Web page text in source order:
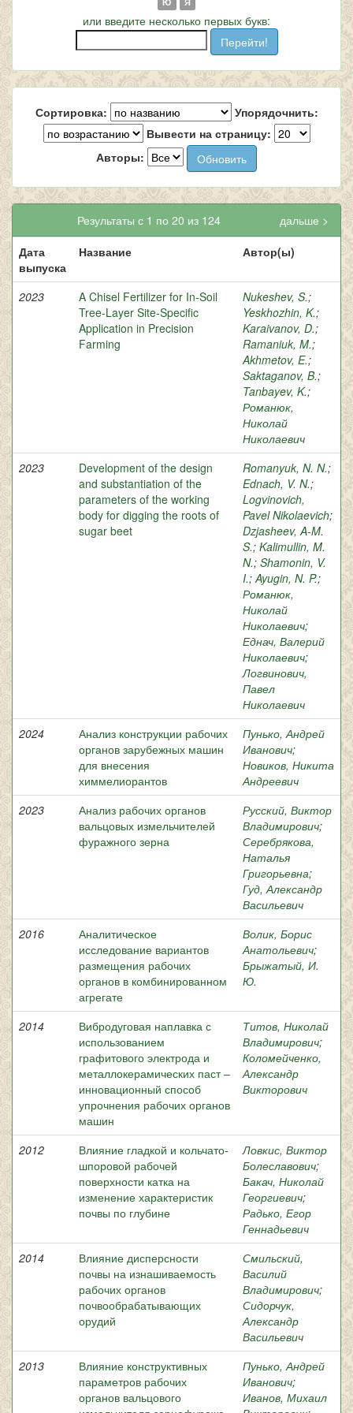
или введите несколько первых букв:
Сортировка:
Упорядочнить:
Вывести на страницу:
Авторы:
Результаты с 1 по 20 из 124
дальше >
Дата
выпуска
Название Автор(ы)
2023
A Chisel Fertilizer for In-Soil
Tree-Layer Site-Specific
Application in Precision
Farming
Nukeshev, S.;
Yeskhozhin, K.;
Karaivanov, D.;
Ramaniuk, M.;
Akhmetov, E.;
Saktaganov, B.;
Tanbayev, K.;
Романюк,
Николай
Николаевич
2023
Development of the design
and substantiation of the
parameters of the working
body for digging the roots of
sugar beet
Romanyuk, N. N.;
Ednach, V. N.;
Logvinovich,
Pavel Nikolaevich;
Dzjasheev, A-M.
S.; Kalimullin, M.
N.; Shamonin, V.
I.;Ayugin, N. P.;
Романюк,
Николай
Николаевич;
Еднач, Валерий
Николаевич;
Логвинович,
Павел
Николаевич
2024
Анализ конструкции рабочих
органов зарубежных машин
для внесения
химмелиорантов
Пунько, Андрей
Иванович;
Новиков, Никита
Андреевич
2023
Анализ рабочих органов
вальцовых измельчителей
фуражного зерна
Русский, Виктор
Владимирович;
Серебрякова,
Наталья
Григорьевна;
Гуд, Александр
Васильевич
2016
Аналитическое
исследование вариантов
размещения рабочих
органов в комбинированном
агрегате
Волик, Борис
Анатольевич;
Брыжатый, И.
Ю.
2014
Вибродуговая наплавка с
использованием
графитового электрода и
металлокерамических паст –
инновационный способ
упрочнения рабочих органов
машин
Титов, Николай
Владимирович;
Коломейченко,
Александр
Викторович
2012
Влияние гладкой и кольчато-
шпоровой рабочей
поверхности катка на
изменение характеристик
почвы по глубине
Ловкис, Виктор
Болеславович;
Бакач, Николай
Георгиевич;
Радько, Егор
Геннадьевич
2014
Влияние дисперсности
почвы на изнашиваемость
рабочих органов
почвообрабатывающих
орудий
Смильский,
Василий
Владимирович;
Сидорчук,
Александр
Васильевич
2013
Влияние конструктивных
параметров рабочих
органов вальцового
Пунько, Андрей
Иванович;
Иванов, Михаил